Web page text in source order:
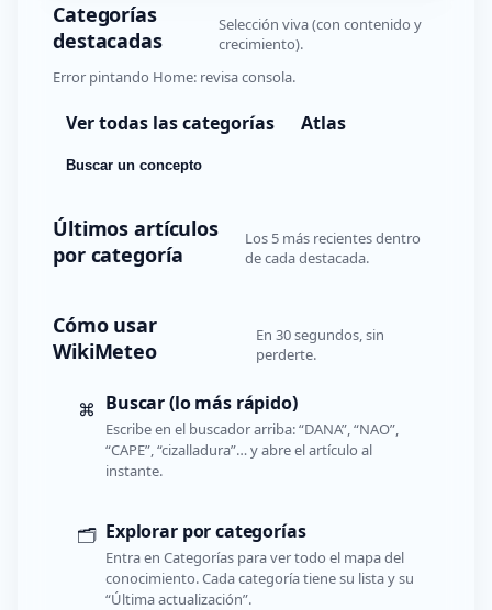
Categorías
destacadas
Selección viva (con contenido y
crecimiento).
Error pintando Home: revisa consola.
Ver todas las categorías Atlas
Buscar un concepto
Últimos artículos
por categoría
Los 5 más recientes dentro
de cada destacada.
Cómo usar
WikiMeteo
En 30 segundos, sin
perderte.
⌘ Buscar (lo más rápido)
Escribe en el buscador arriba: “DANA”, “NAO”,
“CAPE”, “cizalladura”… y abre el artículo al
instante.
🗂️ Explorar por categorías
Entra en Categorías para ver todo el mapa del
conocimiento. Cada categoría tiene su lista y su
“Última actualización”.